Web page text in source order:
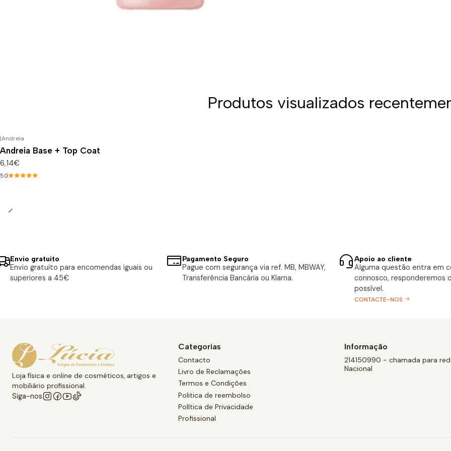
Produtos visualizados
|Andreia
Andreia Base + Top Coat
6,14€
5.0
Envio gratuito
Envio gratuito para encomendas iguais ou
superiores a 45€
Pagamento Seguro
Pague com segurança via ref. MB, MBWAY,
Transferência Bancária ou Klarna.
Apoio ao cliente
Alguma questão entra em
connosco, responderemos
possível.
CONTACTE-NOS
Loja física e online de cosméticos, artigos e
mobiliário profissional.
Siga-nos
Categorias
Contacto
Livro de Reclamações
Termos e Condições
Politica de reembolso
Política de Privacidade
Profissional
Informação
214150990 - chamada para
Nacional